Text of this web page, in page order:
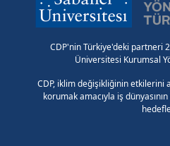
CDP'nin Türkiye'deki partneri
Üniversitesi Kurumsal
CDP, iklim değişikliğinin etkilerini
korumak amacıyla iş